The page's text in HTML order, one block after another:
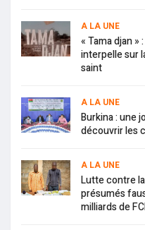
A LA UNE
« Tama djan »
interpelle sur
saint
A LA UNE
Burkina : une
découvrir les
A LA UNE
Lutte contre
présumés
milliards de